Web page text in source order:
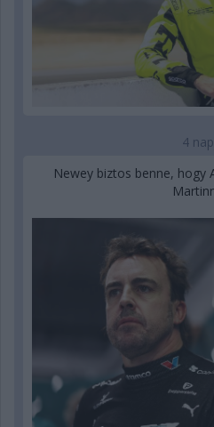
4
Newey biztos benne, hogy